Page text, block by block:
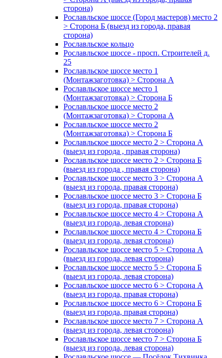
сторона)
Рославльское шоссе (Город мастеров) место 2
> Сторона Б (выезд из города, правая
сторона)
Рославльское кольцо
Рославльское шоссе - просп. Строителей д.
25
Рославльское шоссе место 1
(Монтажзаготовка) > Сторона А
Рославльское шоссе место 1
(Монтажзаготовка) > Сторона Б
Рославльское шоссе место 2
(Монтажзаготовка) > Сторона А
Рославльское шоссе место 2
(Монтажзаготовка) > Сторона Б
Рославльское шоссе место 2 > Сторона А
(выезд из города , правая сторона)
Рославльское шоссе место 2 > Сторона Б
(выезд из города , правая сторона)
Рославльское шоссе место 3 > Сторона А
(выезд из города, правая сторона)
Рославльское шоссе место 3 > Сторона Б
(выезд из города, правая сторона)
Рославльское шоссе место 4 > Сторона А
(выезд из города, левая сторона)
Рославльское шоссе место 4 > Сторона Б
(выезд из города, левая сторона)
Рославльское шоссе место 5 > Сторона А
(выезд из города, левая сторона)
Рославльское шоссе место 5 > Сторона Б
(выезд из города, левая сторона)
Рославльское шоссе место 6 > Сторона А
(выезд из города, правая сторона)
Рославльское шоссе место 6 > Сторона Б
(выезд из города, правая сторона)
Рославльское шоссе место 7 > Сторона А
(выезд из города, левая сторона)
Рославльское шоссе место 7 > Сторона Б
(выезд из города, левая сторона)